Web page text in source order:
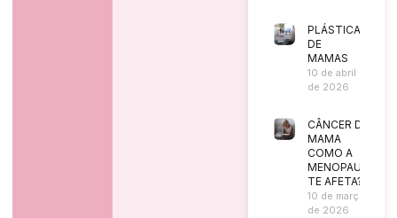
PLÁSTICA
DE
MAMAS
10 de abril
de 2026
CÂNCER DE
MAMA
COMO A
MENOPAUSA
TE AFETA?
10 de março
de 2026